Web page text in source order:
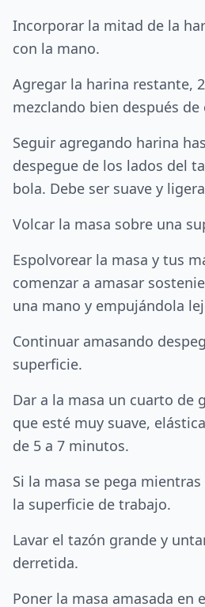
Incorporar la mitad de la
con la mano.
Agregar la harina restante,
mezclando bien después de
Seguir agregando harina
despegue de los lados del
bola. Debe ser suave y
Volcar la masa sobre una
Espolvorear la masa y tus
comenzar a amasar
una mano y empujándola
Continuar amasando
superficie.
Dar a la masa un cuarto de
que esté muy suave,
de 5 a 7 minutos.
Si la masa se pega
la superficie de trabajo.
Lavar el tazón grande y
derretida.
Poner la masa amasada en